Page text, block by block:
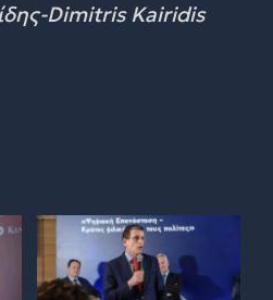
Dimitris Kairidis